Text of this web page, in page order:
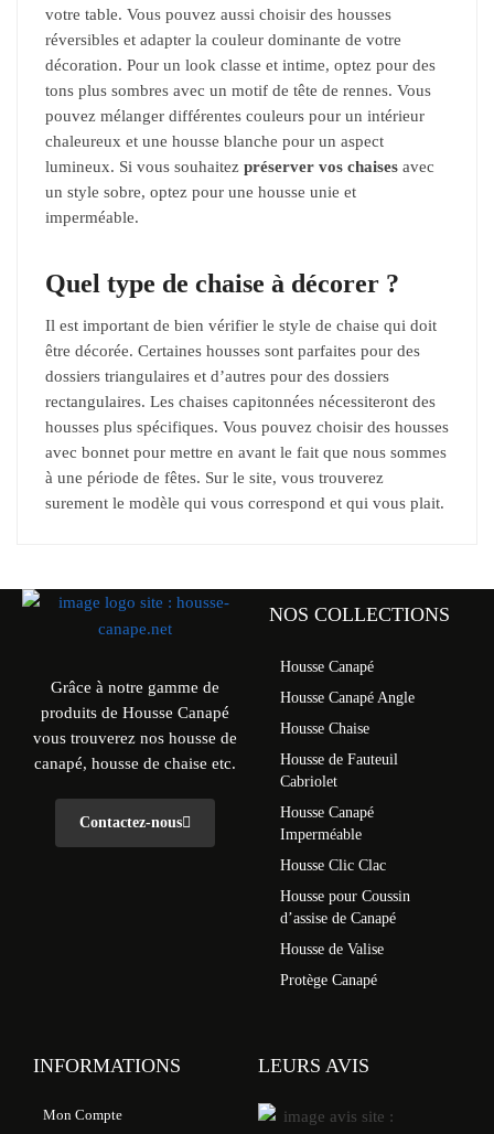
votre table. Vous pouvez aussi choisir des housses
réversibles et adapter la couleur dominante de votre
décoration. Pour un look classe et intime, optez pour des
tons plus sombres avec un motif de tête de rennes. Vous
pouvez mélanger différentes couleurs pour un intérieur
chaleureux et une housse blanche pour un aspect
lumineux. Si vous souhaitez préserver vos chaises avec
un style sobre, optez pour une housse unie et
imperméable.
Quel type de chaise à décorer ?
Il est important de bien vérifier le style de chaise qui doit
être décorée. Certaines housses sont parfaites pour des
dossiers triangulaires et d’autres pour des dossiers
rectangulaires. Les chaises capitonnées nécessiteront des
housses plus spécifiques. Vous pouvez choisir des housses
avec bonnet pour mettre en avant le fait que nous sommes
à une période de fêtes. Sur le site, vous trouverez
surement le modèle qui vous correspond et qui vous plait.
Grâce à notre gamme de
produits de Housse Canapé
vous trouverez nos housse de
canapé, housse de chaise etc.
Contactez-nous
NOS COLLECTIONS
Housse Canapé
Housse Canapé Angle
Housse Chaise
Housse de Fauteuil
Cabriolet
Housse Canapé
Imperméable
Housse Clic Clac
Housse pour Coussin
d’assise de Canapé
Housse de Valise
Protège Canapé
INFORMATIONS
Mon Compte
LEURS AVIS